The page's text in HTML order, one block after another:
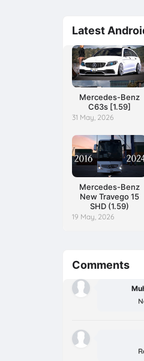
Latest
Mercedes-Benz
C63s [1.59]
31 May, 2026
Mercedes-Benz
New Travego 15
SHD (1.59)
19 May, 2026
Comments